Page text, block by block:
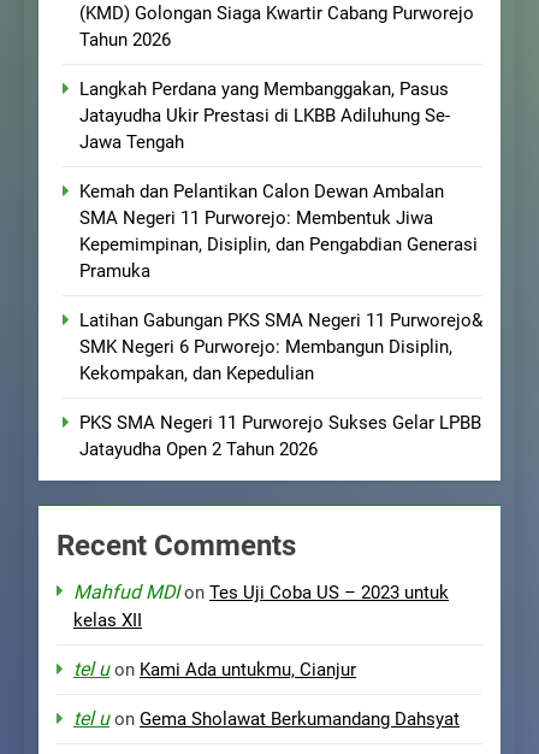
(KMD) Golongan Siaga Kwartir Cabang Purworejo
Tahun 2026
Langkah Perdana yang Membanggakan, Pasus
Jatayudha Ukir Prestasi di LKBB Adiluhung Se-
Jawa Tengah
Kemah dan Pelantikan Calon Dewan Ambalan
SMA Negeri 11 Purworejo: Membentuk Jiwa
Kepemimpinan, Disiplin, dan Pengabdian Generasi
Pramuka
Latihan Gabungan PKS SMA Negeri 11 Purworejo&
SMK Negeri 6 Purworejo: Membangun Disiplin,
Kekompakan, dan Kepedulian
PKS SMA Negeri 11 Purworejo Sukses Gelar LPBB
Jatayudha Open 2 Tahun 2026
Recent Comments
Mahfud MDIon Tes Uji Coba US – 2023 untuk
kelas XII
tel uon Kami Ada untukmu, Cianjur
tel uon Gema Sholawat Berkumandang Dahsyat